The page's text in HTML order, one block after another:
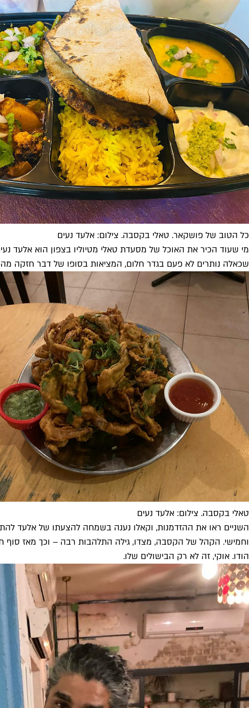
כל הטוב של פושקאר. טאלי בקסבה. צילום: אלעד נעים
מי שעוד הכיר את האוכל של מסעדת טאלי מטיוליו בצפון הוא אלעד
שכאלה נותרים לא פעם בגדר חלום, המציאות בסופו של דבר חזקה
טאלי בקסבה. צילום: אלעד נעים
השניים ראו את ההזדמנות, וקאלו נענה בשמחה להצעתו של אלעד
וחמישי. הקהל של הקסבה, מצדו, גילה התלהבות רבה – וכך מאז סוף
הודו. אוקי, זה לא רק הבישולים שלו.